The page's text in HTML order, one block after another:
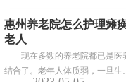
惠州养老院怎么护理瘫
老人
现在多数的养老院都已是医
结合了。老年人体质弱，一旦生